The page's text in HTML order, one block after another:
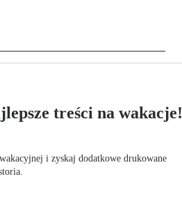
treści na wakacje!
i zyskaj dodatkowe drukowane